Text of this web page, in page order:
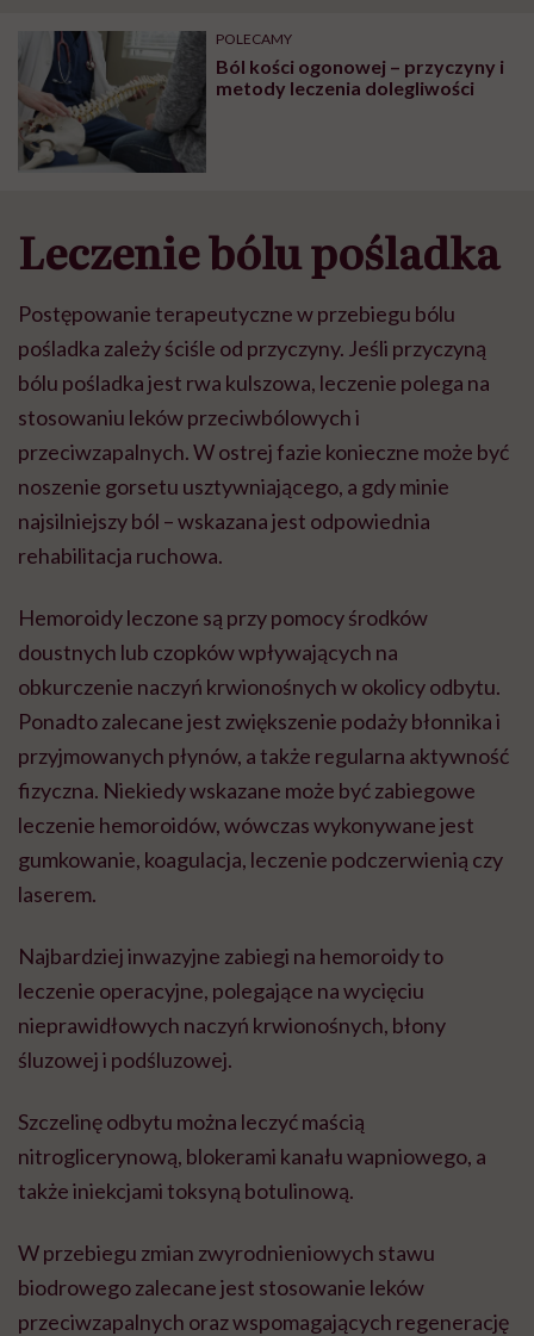
POLECAMY
Ból kości ogonowej – przyczyny i
metody leczenia dolegliwości
Leczenie bólu pośladka
Postępowanie terapeutyczne w przebiegu bólu
pośladka zależy ściśle od przyczyny. Jeśli przyczyną
bólu pośladka jest rwa kulszowa, leczenie polega na
stosowaniu leków przeciwbólowych i
przeciwzapalnych. W ostrej fazie konieczne może być
noszenie gorsetu usztywniającego, a gdy minie
najsilniejszy ból – wskazana jest odpowiednia
rehabilitacja ruchowa.
Hemoroidy leczone są przy pomocy środków
doustnych lub czopków wpływających na
obkurczenie naczyń krwionośnych w okolicy odbytu.
Ponadto zalecane jest zwiększenie podaży błonnika i
przyjmowanych płynów, a także regularna aktywność
fizyczna. Niekiedy wskazane może być zabiegowe
leczenie hemoroidów, wówczas wykonywane jest
gumkowanie, koagulacja, leczenie podczerwienią czy
laserem.
Najbardziej inwazyjne zabiegi na hemoroidy to
leczenie operacyjne, polegające na wycięciu
nieprawidłowych naczyń krwionośnych, błony
śluzowej i podśluzowej.
Szczelinę odbytu można leczyć maścią
nitroglicerynową, blokerami kanału wapniowego, a
także iniekcjami toksyną botulinową.
W przebiegu zmian zwyrodnieniowych stawu
biodrowego zalecane jest stosowanie leków
przeciwzapalnych oraz wspomagających regenerację